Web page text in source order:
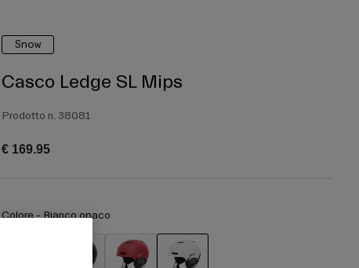
Snow
Casco Ledge SL Mips
Prodotto n. 38081
€ 169.95
Colore -Bianco opaco